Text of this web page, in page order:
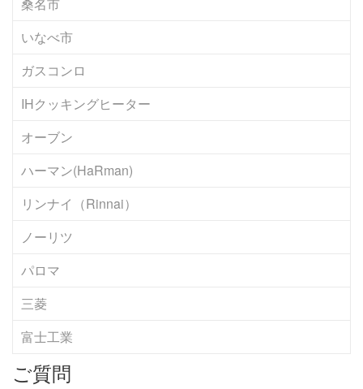
いなべ市
ガスコンロ
IHクッキングヒーター
オーブン
ハーマン(HaRman)
リンナイ（Rinnai）
ノーリツ
パロマ
三菱
富士工業
ご質問